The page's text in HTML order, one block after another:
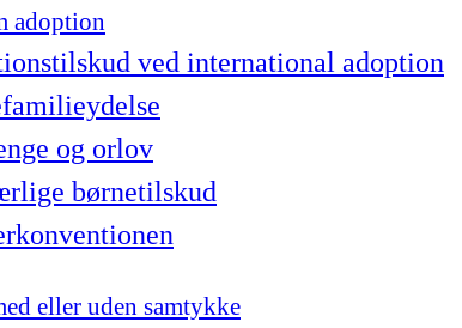
adoption
ved international adoption
og orlov
børnetilskud
eller uden samtykke